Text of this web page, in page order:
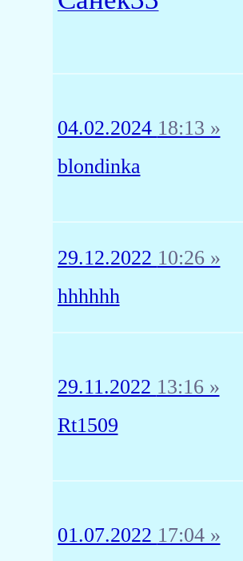
04.02.2024 18:13 »
blondinka
29.12.2022 10:26 »
hhhhhh
29.11.2022 13:16 »
Rt1509
01.07.2022 17:04 »